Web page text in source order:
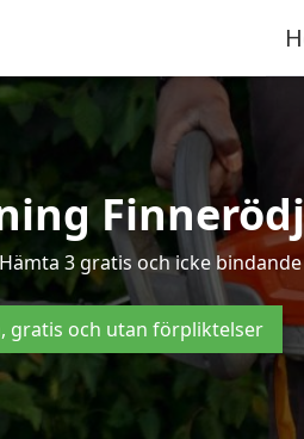
3 gratis och icke
gratis och utan förpliktelser